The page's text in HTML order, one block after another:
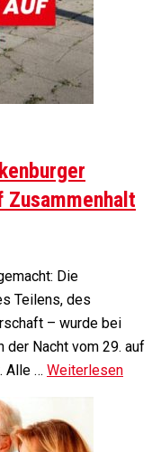
Die
Teilens, des
– wurde bei
der Nacht vom 29. auf
Alle … Weiterlesen